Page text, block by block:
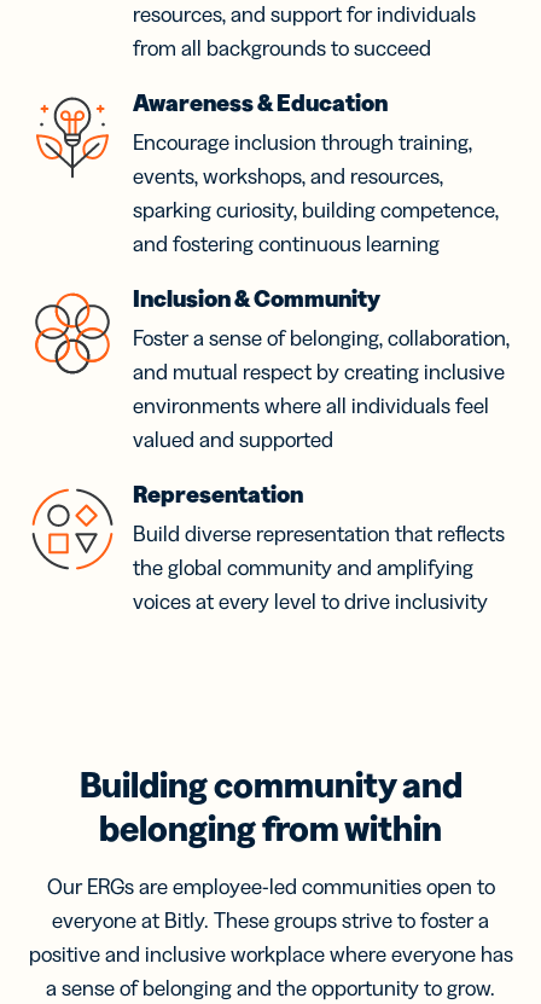
resources, and support for individuals
from all backgrounds to succeed
Awareness & Education
Encourage inclusion through training,
events, workshops, and resources,
sparking curiosity, building competence,
and fostering continuous learning
Inclusion & Community
Foster a sense of belonging, collaboration,
and mutual respect by creating inclusive
environments where all individuals feel
valued and supported
Representation
Build diverse representation that reflects
the global community and amplifying
voices at every level to drive inclusivity
Building community and
belonging from within
Our ERGs are employee-led communities open to
everyone at Bitly. These groups strive to foster a
positive and inclusive workplace where everyone has
a sense of belonging and the opportunity to grow.